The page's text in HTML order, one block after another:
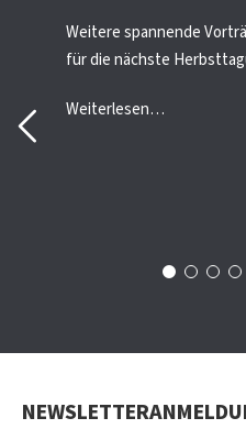
Weitere spannende
für die nächste
Weiterlesen…